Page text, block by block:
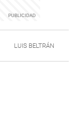
LUIS BELTRÁN